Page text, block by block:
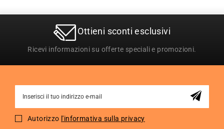
Ottieni sconti esclusivi
Ricevi informazioni su offerte speciali e promozioni.
for
Autorizzo l'informativa sulla privacy